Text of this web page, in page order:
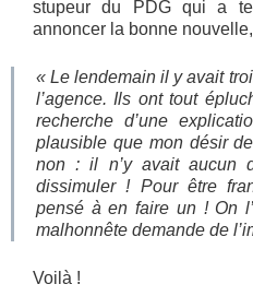
stupeur du PDG qui a
annoncer la bonne
« Le lendemain il y avait
l’agence. Ils ont tout
recherche d’une
plausible que mon désir
non : il n’y avait aucun
dissimuler ! Pour être
pensé à en faire un ! On
malhonnête demande de
Voilà !